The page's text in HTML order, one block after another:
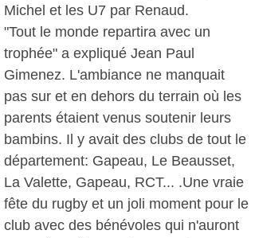
Michel et les U7 par Renaud.
"Tout le monde repartira avec un
trophée" a expliqué Jean Paul
Gimenez. L'ambiance ne manquait
pas sur et en dehors du terrain où les
parents étaient venus soutenir leurs
bambins. Il y avait des clubs de tout le
département: Gapeau, Le Beausset,
La Valette, Gapeau, RCT... .Une vraie
fête du rugby et un joli moment pour le
club avec des bénévoles qui n'auront